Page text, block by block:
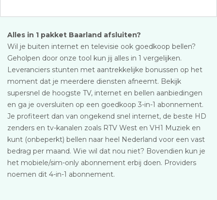
Alles in 1 pakket Baarland afsluiten?
Wil je buiten internet en televisie ook goedkoop bellen?
Geholpen door onze tool kun jij alles in 1 vergelijken.
Leveranciers stunten met aantrekkelijke bonussen op het
moment dat je meerdere diensten afneemt. Bekijk
supersnel de hoogste TV, internet en bellen aanbiedingen
en ga je oversluiten op een goedkoop 3-in-1 abonnement.
Je profiteert dan van ongekend snel internet, de beste HD
zenders en tv-kanalen zoals RTV West en VH1 Muziek en
kunt (onbeperkt) bellen naar heel Nederland voor een vast
bedrag per maand. Wie wil dat nou niet? Bovendien kun je
het mobiele/sim-only abonnement erbij doen. Providers
noemen dit 4-in-1 abonnement.